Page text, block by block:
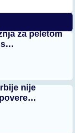
za peletom
s…
nije